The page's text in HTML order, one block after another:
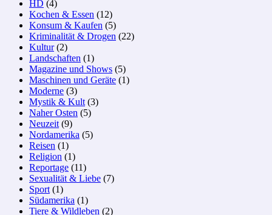
HD (4)
Kochen & Essen (12)
Konsum & Kaufen (5)
Kriminalität & Drogen (22)
Kultur(2)
Landschaften (1)
Magazine und Shows (5)
Maschinen und Geräte (1)
Moderne (3)
Mystik & Kult (3)
Naher Osten (5)
Neuzeit (9)
Nordamerika (5)
Reisen (1)
Religion (1)
Reportage (11)
Sexualität & Liebe (7)
Sport (1)
Südamerika (1)
Tiere & Wildleben (2)